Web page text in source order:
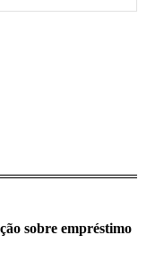
sobre empréstimo